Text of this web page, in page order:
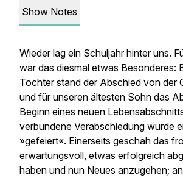
Show Notes
Wieder lag ein Schuljahr hinter uns.
war das diesmal etwas Besonderes:
Tochter stand der Abschied von der
und für unseren ältesten Sohn das
Beginn eines neuen
verbundene Verabschiedung wurde
»gefeiert«. Einerseits geschah das
erwartungsvoll, etwas erfolgreich
haben und nun Neues anzugehen;